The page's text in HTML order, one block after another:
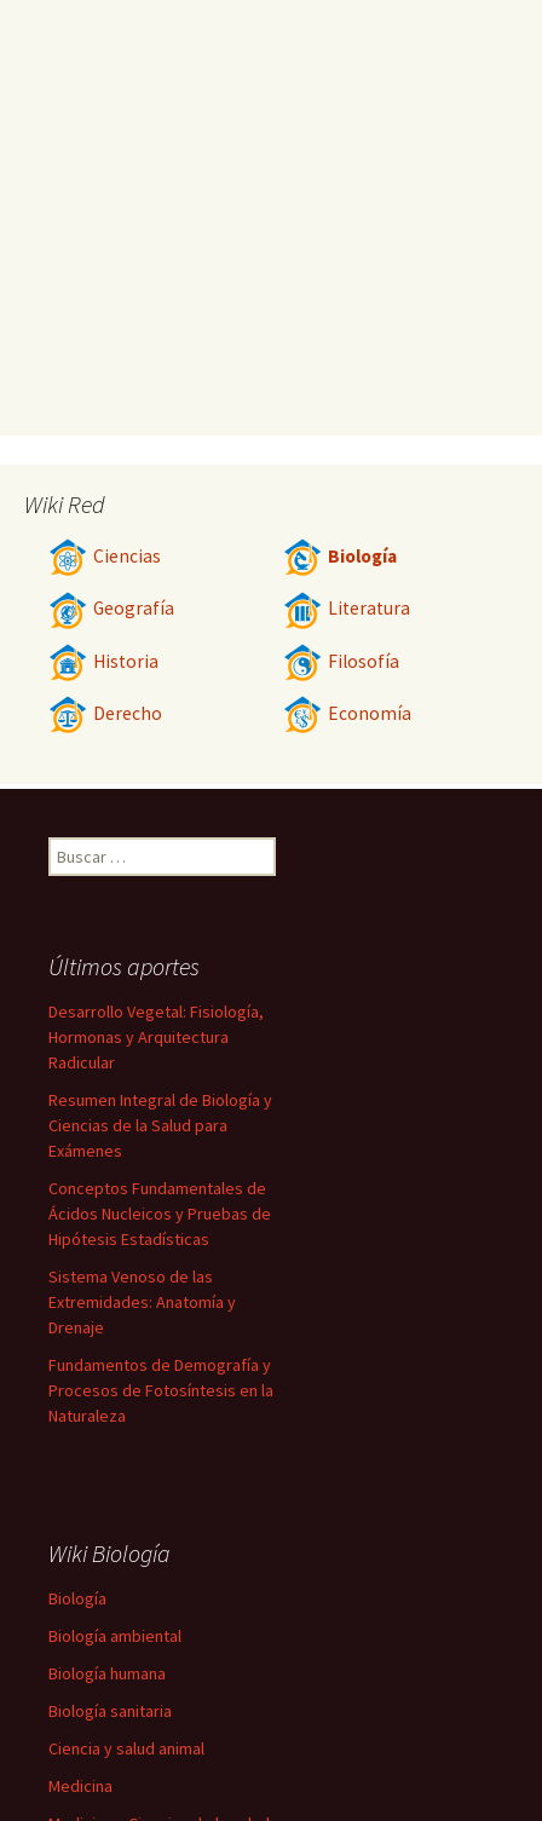
Wiki Red
Ciencias Biología
Geografía Literatura
Historia Filosofía
Derecho Economía
Buscar:
Últimos aportes
Desarrollo Vegetal: Fisiología,
Hormonas y Arquitectura
Radicular
Resumen Integral de Biología y
Ciencias de la Salud para
Exámenes
Conceptos Fundamentales de
Ácidos Nucleicos y Pruebas de
Hipótesis Estadísticas
Sistema Venoso de las
Extremidades: Anatomía y
Drenaje
Fundamentos de Demografía y
Procesos de Fotosíntesis en la
Naturaleza
Wiki Biología
Biología
Biología ambiental
Biología humana
Biología sanitaria
Ciencia y salud animal
Medicina